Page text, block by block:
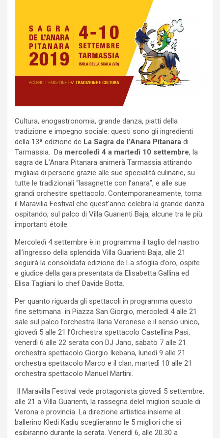
Cultura, enogastronomia, grande danza, piatti della
tradizione e impegno sociale: questi sono gli ingredienti
della 13ª edizione de La Sagra de l’Anara Pitanara di
Tarmassia. Da mercoledì 4 a martedì 10 settembre, la
sagra de L’Anara Pitanara animerà Tarmassia attirando
migliaia di persone grazie alle sue specialità culinarie, su
tutte le tradizionali “lasagnette con l’anara”, e alle sue
grandi orchestre spettacolo. Contemporaneamente, torna
il Maravilia Festival che quest’anno celebra la grande danza
ospitando, sul palco di Villa Guarienti Baja, alcune tra le più
importanti étoile.
Mercoledì 4 settembre è in programma il taglio del nastro
all’ingresso della splendida Villa Guarienti Baja, alle 21
seguirà la consolidata edizione de La sfoglia d’oro, ospite
e giudice della gara presentata da Elisabetta Gallina ed
Elisa Tagliani lo chef Davide Botta.
Per quanto riguarda gli spettacoli in programma questo
fine settimana in Piazza San Giorgio, mercoledì 4 alle 21
sale sul palco l’orchestra Ilaria Veronese e il senso unico,
giovedì 5 alle 21 l’Orchestra spettacolo Castellina Pasi,
venerdì 6 alle 22 serata con DJ Jano, sabato 7 alle 21
orchestra spettacolo Giorgio Ikebana, lunedì 9 alle 21
orchestra spettacolo Marco e il clan, martedì 10 alle 21
orchestra spettacolo Manuel Martini.
Il Maravilla Festival vede protagonista giovedì 5 settembre,
alle 21 a Villa Guarienti, la rassegna delel migliori scuole di
Verona e provincia. La direzione artistica insieme al
ballerino Kledi Kadiu sceglieranno le 5 migliori che si
esibiranno durante la serata. Venerdì 6, alle 20.30 a